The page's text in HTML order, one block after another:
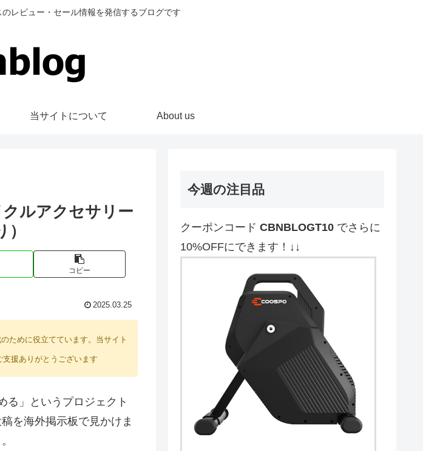
レビュー・セール情報を発信するブログです
当サイトについて About us
ルアクセサリー
コピー
2025.03.25
ために役立てています。当サイト
援ありがとうございます
る」というプロジェクト
を海外掲示板で見かけま
今週の注目品
クーポンコード CBNBLOGT10 でさらに
10%OFFにできます！↓↓